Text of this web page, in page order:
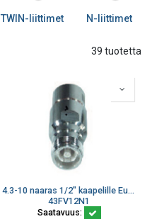
TWIN-liittimet N-liittimet
39 tuotetta
4.3-10 naaras 1/2" kaapelille Eupen EC4 kasattava
43FV12N1
Saatavuus: